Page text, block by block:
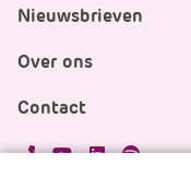
Nieuwsbrieven
Over ons
Contact